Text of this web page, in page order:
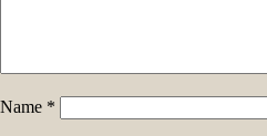
Name *